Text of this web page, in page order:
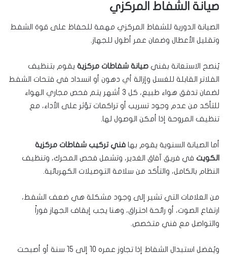
صيانة الشفاط المركزي
الصيانة الدورية للشفاط المركزي مهمة للحفاظ على قوة الشفط
وتقليل الأعطال وضمان عمر أطول للجهاز.
يُنصح الاستعانة بفني صيانة شفاطات مركزية يقوم بتنظيف
الفلاتر القابلة للغسل وإزالة أي دهون أو انسداد في فتحات الشفط
لضمان تدفق هواء طبيع، كل 3 أشهر يتم فحص مجاري الهواء
للتأكد من عدم وجود تسريب أو تراكمات تؤثر على الأداء، مع
تنظيف المروحة إذا أمكن الوصول لها.
أما الصيانة السنوية يقوم بها فني تركيب شفاطات مركزية
الكويت في فريق آفاق الغدير، وتشمل فحص المحرك، وتنظيف
النظام بالكامل، والتأكد من سلامة التوصيلات الكهربائية.
من العلامات التي تشير إلى وجود مشكلة هي ضعف الشفط،
ارتفاع الصوت، أو رائحة احتراق، وهنا يجب إيقاف الجهاز فوراً
والتواصل مع فني متخصص.
ويُفضل استبدال الشفاط إذا تجاوز عمره 10 إلى 15 سنة أو أصبحت